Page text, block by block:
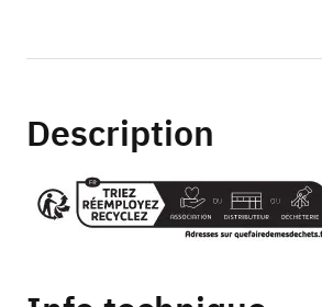
Description